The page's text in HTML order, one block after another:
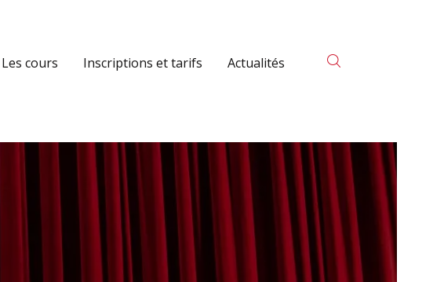
Les cours Inscriptions et tarifs Actualités